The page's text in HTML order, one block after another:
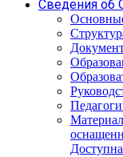
Сведения об